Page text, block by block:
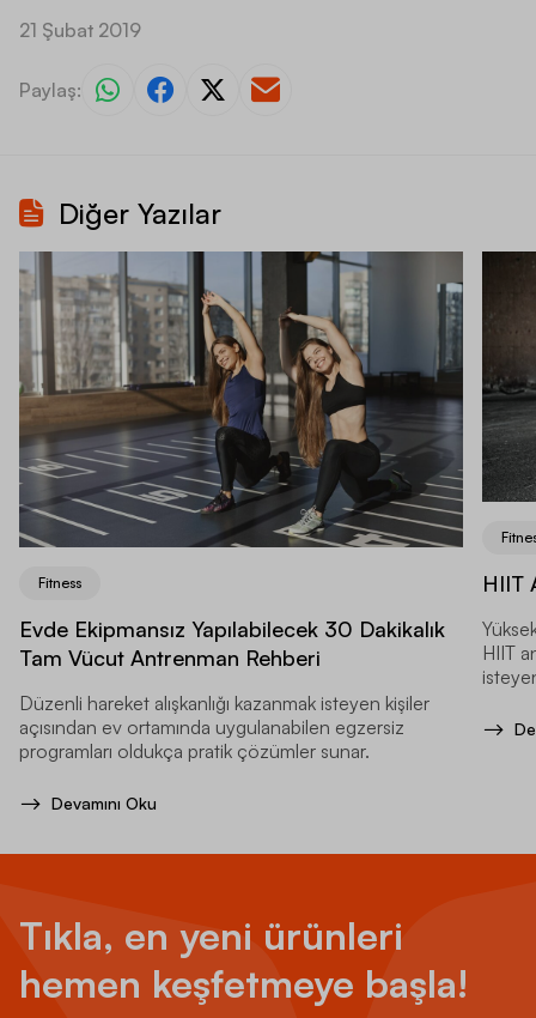
21 Şubat 2019
Paylaş:
Diğer Yazılar
Fitness
Evde Ekipmansız Yapılabilecek 30 Dakikalık
Tam Vücut Antrenman Rehberi
Düzenli hareket alışkanlığı kazanmak isteyen kişiler
açısından ev ortamında uygulanabilen egzersiz
programları oldukça pratik çözümler sunar.
Devamını Oku
HIIT
HIIT
Tıkla, en yeni ürünleri
hemen keşfetmeye başla!